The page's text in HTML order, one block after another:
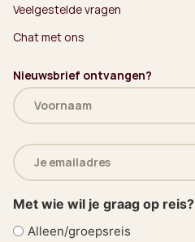
Veelgestelde vragen
Chat met ons
Nieuwsbrief ontvangen?
Naam
(Vereist)
E-
mailadres
(Vereist)
Met wie wil je graag op reis?
Alleen/groepsreis